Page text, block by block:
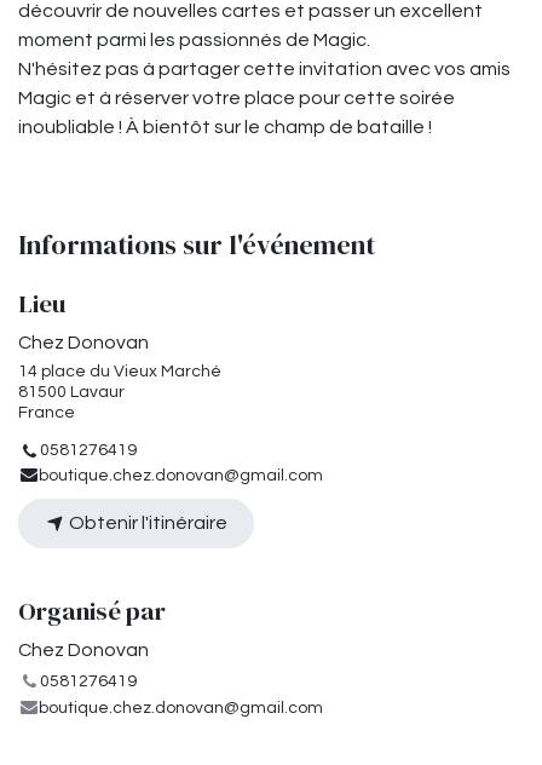
découvrir de nouvelles cartes et passer un excellent
moment parmi les passionnés de Magic.
N'hésitez pas à partager cette invitation avec vos amis
Magic et à réserver votre place pour cette soirée
inoubliable ! À bientôt sur le champ de bataille !
Informations sur l'événement
Lieu
Chez Donovan
14 place du Vieux Marché
81500 Lavaur
France
0581276419
boutique.chez.donovan@gmail.com
Obtenir l'itinéraire
Organisé par
Chez Donovan
0581276419
boutique.chez.donovan@gmail.com